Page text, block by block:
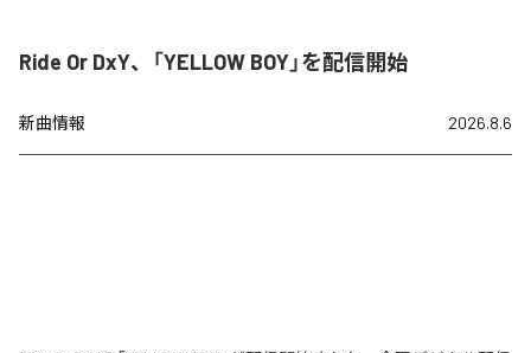
Ride Or DxY、「YELLOW BOY」を配信開始
新曲情報 2026.8.6